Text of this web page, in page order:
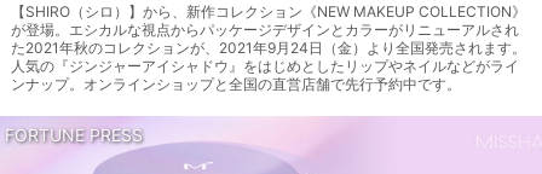
【SHIRO（シロ）】から、新作コレクション《NEW MAKEUP COLLECTION》
が登場。エシカルな視点からパッケージデザインとカラーがリニューアルされ
た2021年秋のコレクションが、2021年9月24日（金）より全国発売されます。
人気の『ジンジャーアイシャドウ』をはじめとしたリップやネイルなどがライ
ンナップ。オンラインショップと全国の直営店舗で先行予約中です。
FORTUNE PRESS